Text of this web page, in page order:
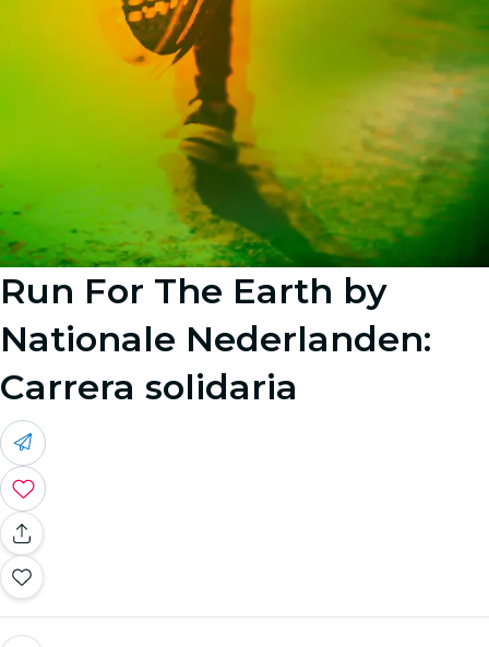
Run For The Earth by
Nationale Nederlanden:
Carrera solidaria